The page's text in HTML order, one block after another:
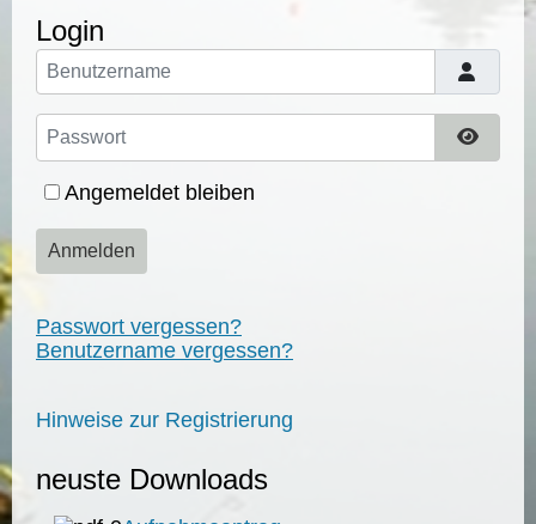
Login
Benutzername
Passwort
Angemeldet bleiben
Anmelden
Passwort vergessen?
Benutzername vergessen?
Hinweise zur Registrierung
neuste Downloads